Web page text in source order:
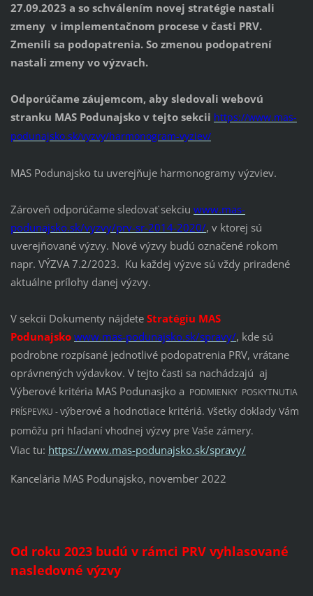
27.09.2023 a so schválením novej stratégie nastali
zmeny v implementačnom procese v časti PRV.
Zmenili sa podopatrenia. So zmenou podopatrení
nastali zmeny vo výzvach.
Odporúčame záujemcom, aby sledovali webovú
stranku MAS Podunajsko v tejto sekcii https://www.mas-
podunajsko.sk/vyzvy/harmonogram-vyziev/
MAS Podunajsko tu uverejňuje harmonogramy výzviev.
Zároveň odporúčame sledovať sekciu www.mas-
podunajsko.sk/vyzvy/prv-sr-2014-2020/, v ktorej sú
uverejňované výzvy. Nové výzvy budú označené rokom
napr. VÝZVA 7.2/2023. Ku každej výzve sú vždy priradené
aktuálne prílohy danej výzvy.
V sekcii Dokumenty nájdete Stratégiu MAS
Podunajsko www.mas-podunajsko.sk/spravy/, kde sú
podrobne rozpísané jednotlivé podopatrenia PRV, vrátane
oprávnených výdavkov. V tejto časti sa nachádzajú aj
Výberové kritéria MAS Podunasjko a PODMIENKY POSKYTNUTIA
PRÍSPEVKU -výberové a hodnotiace kritériá. Všetky doklady Vám
pomôžu pri hľadaní vhodnej výzvy pre Vaše zámery.
Viac tu: https://www.mas-podunajsko.sk/spravy/
Kancelária MAS Podunajsko, november 2022
Od roku 2023 budú v rámci PRV vyhlasované
nasledovné výzvy